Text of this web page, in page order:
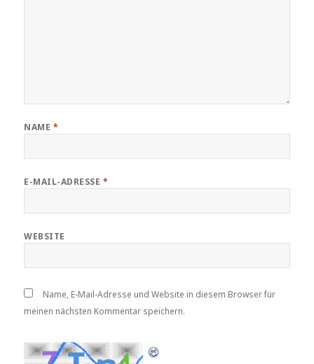
NAME *
E-MAIL-ADRESSE *
WEBSITE
Name, E-Mail-Adresse und Website in diesem Browser für
meinen nächsten Kommentar speichern.